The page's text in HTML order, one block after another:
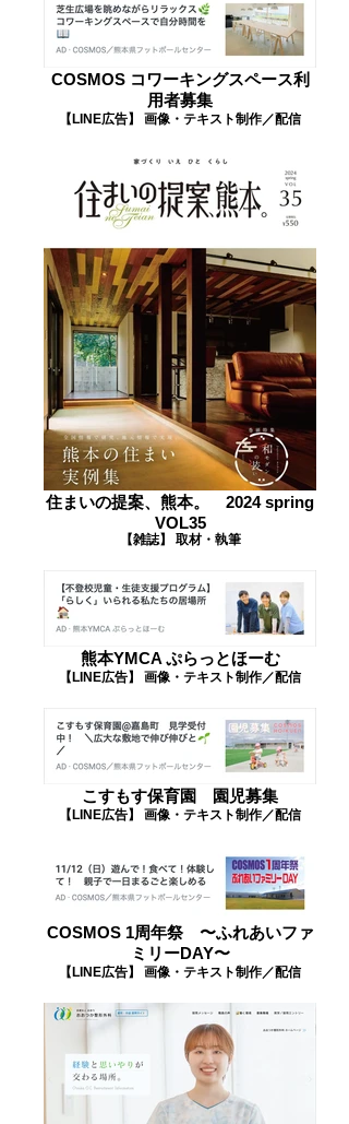
COSMOS コワーキングスペース利
用者募集
【LINE広告】 画像・テキスト制作／配信
住まいの提案、熊本。 2024 spring
VOL35
【雑誌】 取材・執筆
熊本YMCA ぷらっとほーむ
【LINE広告】 画像・テキスト制作／配信
こすもす保育園 園児募集
【LINE広告】 画像・テキスト制作／配信
COSMOS 1周年祭 〜ふれあいファ
ミリーDAY〜
【LINE広告】 画像・テキスト制作／配信